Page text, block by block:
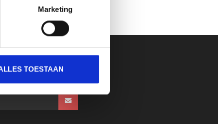
Marketing
TOESTAAN
. Kan jij ook niet wachten om flink wat kilometers
hierbij bieden we weer een hele ruime keuze. Van
deUnder Armour Storm handschoenen